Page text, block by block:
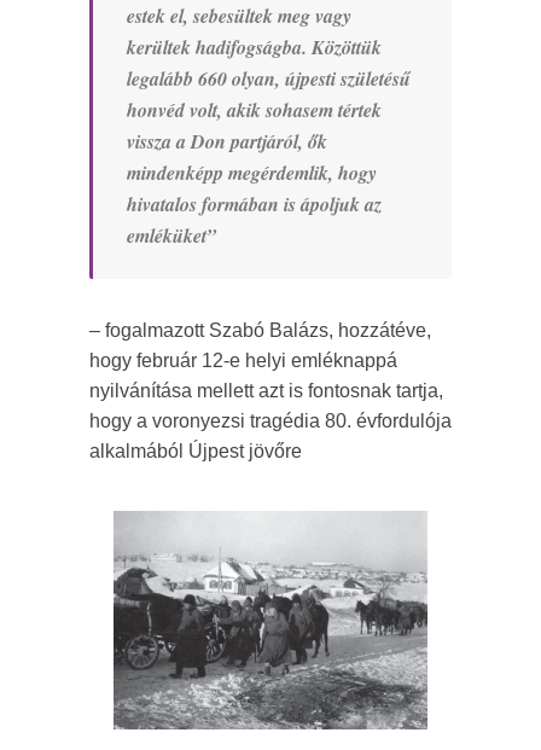
estek el, sebesültek meg vagy
kerültek hadifogságba. Közöttük
legalább 660 olyan, újpesti születésű
honvéd volt, akik sohasem tértek
vissza a Don partjáról, ők
mindenképp megérdemlik, hogy
hivatalos formában is ápoljuk az
emléküket”
– fogalmazott Szabó Balázs, hozzátéve,
hogy február 12-e helyi emléknappá
nyilvánítása mellett azt is fontosnak tartja,
hogy a voronyezsi tragédia 80. évfordulója
alkalmából Újpest jövőre